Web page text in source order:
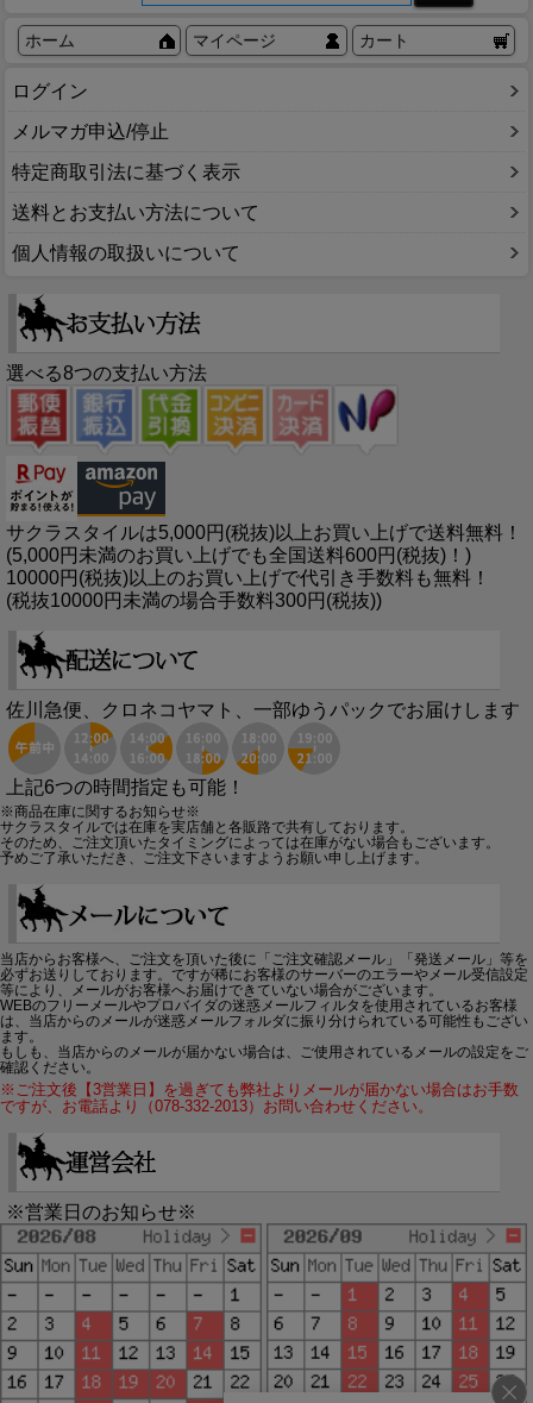
ホーム マイページ カート
ログイン
メルマガ申込/停止
特定商取引法に基づく表示
送料とお支払い方法について
個人情報の取扱いについて
選べる8つの支払い方法
サクラスタイルは5,000円(税抜)以上お買い上げで送料無料！
(5,000円未満のお買い上げでも全国送料600円(税抜)！)
10000円(税抜)以上のお買い上げで代引き手数料も無料！
(税抜10000円未満の場合手数料300円(税抜))
佐川急便、クロネコヤマト、一部ゆうパックでお届けします
上記6つの時間指定も可能！
※商品在庫に関するお知らせ※
サクラスタイルでは在庫を実店舗と各販路で共有しております。
そのため、ご注文頂いたタイミングによっては在庫がない場合もございます。
予めご了承いただき、ご注文下さいますようお願い申し上げます。
当店からお客様へ、ご注文を頂いた後に「ご注文確認メール」「発送メール」等を
必ずお送りしております。ですが稀にお客様のサーバーのエラーやメール受信設定
等により、メールがお客様へお届けできていない場合がございます。
WEBのフリーメールやプロバイダの迷惑メールフィルタを使用されているお客様
は、当店からのメールが迷惑メールフォルダに振り分けられている可能性もござい
ます。
もしも、当店からのメールが届かない場合は、ご使用されているメールの設定をご
確認ください。
※ご注文後【3営業日】を過ぎても弊社よりメールが届かない場合はお手数
ですが、お電話より（078-332-2013）お問い合わせください。
※営業日のお知らせ※